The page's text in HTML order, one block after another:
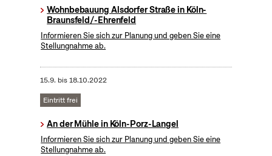
Wohnbebauung Alsdorfer Straße in Köln-
Braunsfeld/-Ehrenfeld
Informieren Sie sich zur Planung und geben Sie eine
Stellungnahme ab.
15.9. bis18.10.2022
Eintritt frei
An der Mühle in Köln-Porz-Langel
Informieren Sie sich zur Planung und geben Sie eine
Stellungnahme ab.